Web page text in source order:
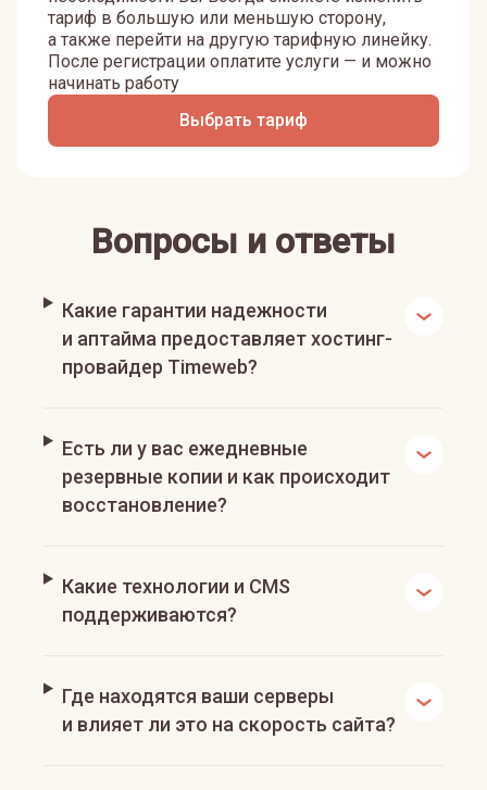
тариф в большую или меньшую сторону,
а также перейти на другую тарифную линейку.
После регистрации оплатите услуги — и можно
начинать работу
Выбрать тариф
Вопросы и ответы
Какие гарантии надежности
и аптайма предоставляет хостинг-
провайдер Timeweb?
Есть ли у вас ежедневные
резервные копии и как происходит
восстановление?
Какие технологии и CMS
поддерживаются?
Где находятся ваши серверы
и влияет ли это на скорость сайта?